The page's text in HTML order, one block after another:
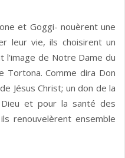
et Goggi- nouèrent une
leur vie, ils choisirent un
l'image de Notre Dame du
Tortona. Comme dira Don
Jésus Christ; un don de la
et pour la santé des
renouvelèrent ensemble